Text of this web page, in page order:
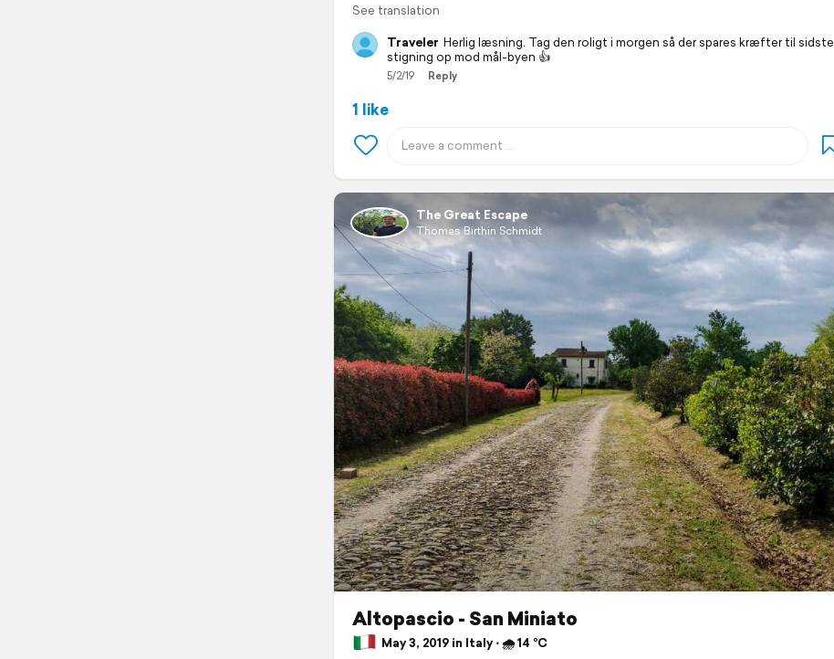
See translation
Traveler Herlig læsning. Tag den roligt i morgen så der spares kræfter til sidste
stigning op mod mål-byen 👍
5/2/19 Reply
1 like
The Great Escape
Thomas Birthin Schmidt
Altopascio - San Miniato
May 3, 2019 in Italy ⋅ 🌧 14 °C